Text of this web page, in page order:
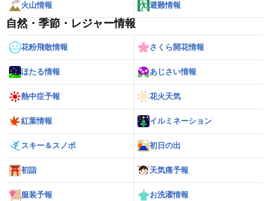
火山情報 避難情報
自然・季節・レジャー情報
花粉飛散情報 さくら開花情報
ほたる情報 あじさい情報
熱中症予報 花火天気
紅葉情報 イルミネーション
スキー＆スノボ 初日の出
初詣 天気痛予報
服装予報 お洗濯情報